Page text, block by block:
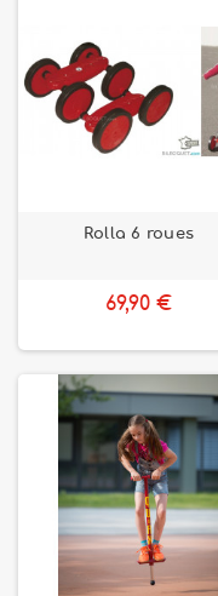
Rolla 6 roues
69,90 €